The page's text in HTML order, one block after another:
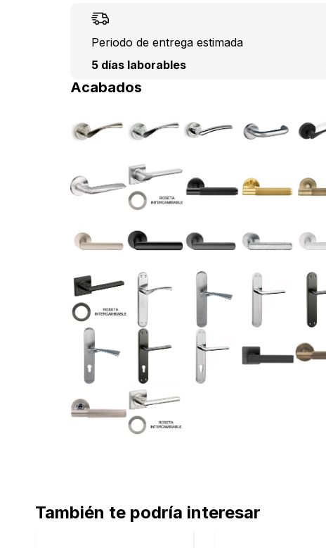
Periodo de entrega estimada
5 días laborables
Acabados
También te podría interesar